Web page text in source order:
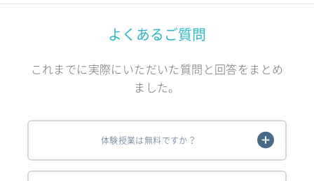
よくあるご質問
これまでに実際にいただいた質問と回答をまとめ
ました。
体験授業は無料ですか？